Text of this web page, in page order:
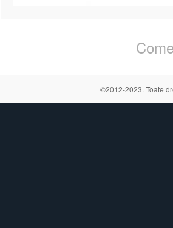
©2012-2023. Toate